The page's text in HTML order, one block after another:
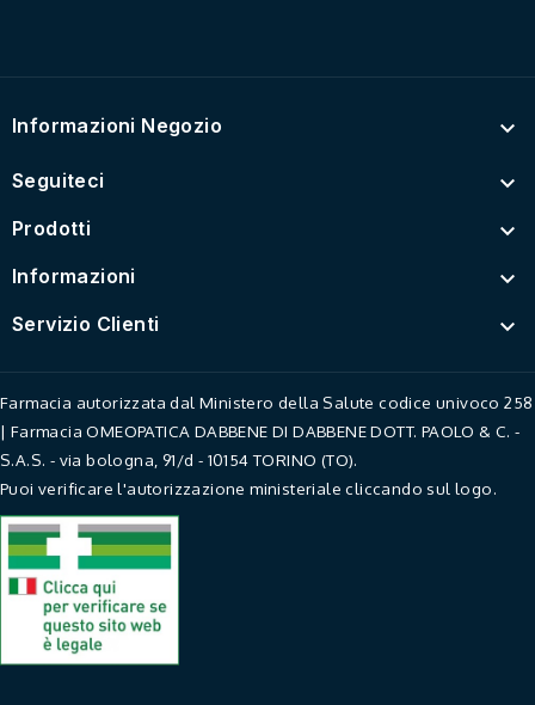
Informazioni Negozio 
Seguiteci 
Prodotti 
Informazioni 
Servizio Clienti 
Farmacia autorizzata dal Ministero della Salute codice univoco 258
| Farmacia OMEOPATICA DABBENE DI DABBENE DOTT. PAOLO & C. -
S.A.S. - via bologna, 91/d - 10154 TORINO (TO).
Puoi verificare l'autorizzazione ministeriale cliccando sul logo.